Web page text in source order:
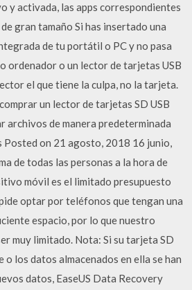
y activada, las apps correspondientes
gran tamaño Si has insertado una
de tu portátil o PC y no pasa
ordenador o un lector de tarjetas USB
el que tiene la culpa, no la tarjeta.
un lector de tarjetas SD USB
archivos de manera predeterminada
Posted on 21 agosto, 2018 16 junio,
de todas las personas a la hora de
móvil es el limitado presupuesto
optar por teléfonos que tengan una
espacio, por lo que nuestro
muy limitado. Nota: Si su tarjeta SD
o los datos almacenados en ella se han
datos, EaseUS Data Recovery